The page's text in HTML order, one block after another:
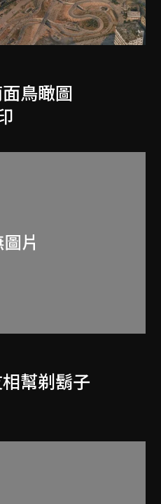
鳥瞰圖
幫剃鬍子